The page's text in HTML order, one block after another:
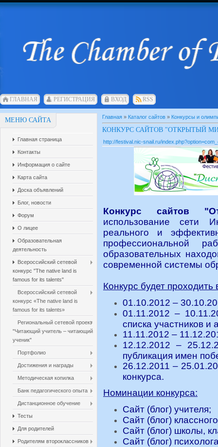
ГЛАВНАЯ РЕГИСТРАЦИЯ ВХОД RSS
МЕНЮ САЙТА
Главная страница
Контакты
Информация о сайте
Карта сайта
Доска объявлений
Блог, новости
Форум
О лицее
Образовательная
деятельность
Всероссийский сетевой
конкурс "The native land is
famous for its talents"
Всероссийский сетевой
конкурс «The native land is
famous for its talents»
Региональный сетевой проект
"Читающий учитель – читающий
ученик"
Портфолио
Достижения и награды
Методическая копилка
Банк педагогического опыта
Дистанционное обучение
Тесты
Для родителей
Родителям второклассников
Главная » Каталог сайтов » Конкурсы и
КОНКУРС САЙТОВ "ОТКРЫТЫЙ
http://festival.nic-snail.ru/
Конкурс сайтов
использование сети
реального и
профессиональной
образовательных
современной системы
Конкурс будет проходить
01.10.2012 –
01.11.2012 –
списка участников и
11.11.2012 –
12.12.2012 –
публикация имен
26.12.2011 –
конкурса.
Номинации конкурса:
Сайт (блог) учителя;
Сайт (блог)
Сайт (блог) школы,
Сайт (блог)